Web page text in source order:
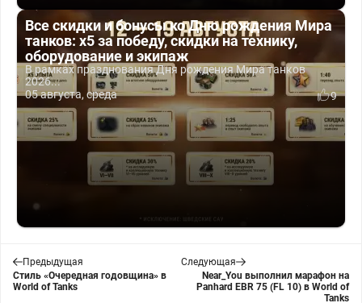
Все скидки и бонусы ко Дню рождения Мира
танков: x5 за победу, скидки на технику,
оборудование и экипаж
В рамках празднования Дня рождения Мира танков
2026...
05 августа, среда
9
Предыдущая
Стиль «Очередная годовщина» в
World of Tanks
Следующая
Near_You выполнил марафон на
Panhard EBR 75 (FL 10) в World of
Tanks